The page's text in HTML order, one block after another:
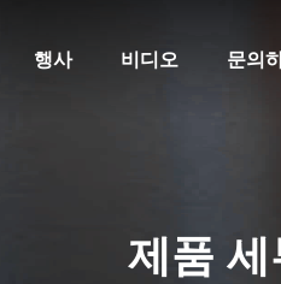
행사 비디오 문의
제품